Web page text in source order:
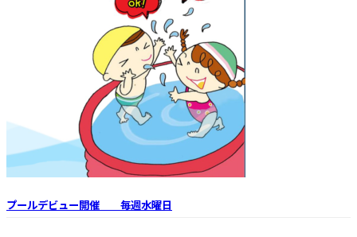
プールデビュー開催 毎週水曜日